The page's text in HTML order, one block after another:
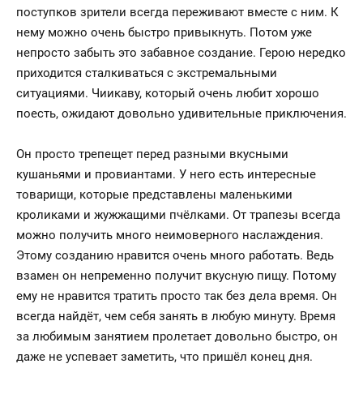
поступков зрители всегда переживают вместе с ним. К
нему можно очень быстро привыкнуть. Потом уже
непросто забыть это забавное создание. Герою нередко
приходится сталкиваться с экстремальными
ситуациями. Чиикаву, который очень любит хорошо
поесть, ожидают довольно удивительные приключения.
Он просто трепещет перед разными вкусными
кушаньями и провиантами. У него есть интересные
товарищи, которые представлены маленькими
кроликами и жужжащими пчёлками. От трапезы всегда
можно получить много неимоверного наслаждения.
Этому созданию нравится очень много работать. Ведь
взамен он непременно получит вкусную пищу. Потому
ему не нравится тратить просто так без дела время. Он
всегда найдёт, чем себя занять в любую минуту. Время
за любимым занятием пролетает довольно быстро, он
даже не успевает заметить, что пришёл конец дня.